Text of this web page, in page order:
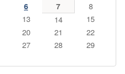
6 7
8
13 14
15
20 21
22
27 28
29